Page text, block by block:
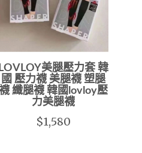
LOVLOY美腿壓力套 韓
國 壓力襪 美腿襪 塑腿
纖腿襪 韓國lovloy壓
力美腿襪
$1,580